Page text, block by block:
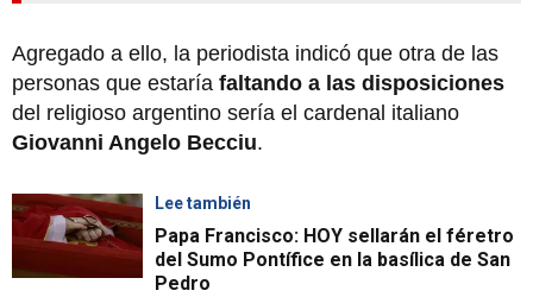
Agregado a ello, la periodista indicó que otra de las
personas que estaría faltando a las disposiciones
del religioso argentino sería el cardenal italiano
Giovanni Angelo Becciu.
Lee también
Papa Francisco: HOY sellarán el féretro
del Sumo Pontífice en la basílica de San
Pedro